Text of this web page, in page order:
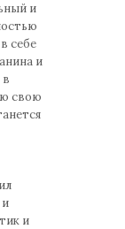
и
себе
и
свою
и